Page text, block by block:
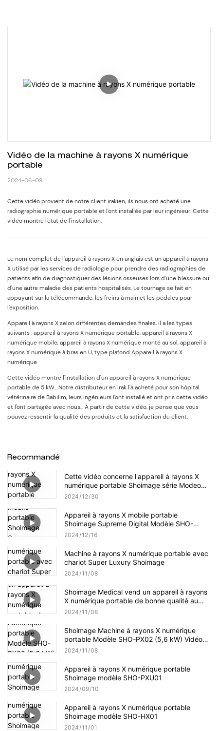
Vidéo de la machine à rayons X numérique
portable
2024-06-09
Cette vidéo provient de notre client irakien, ils nous ont acheté une
radiographie numérique portable et l'ont installée par leur ingénieur. Cette
vidéo montre l'état de l'installation.
Le nom complet de l'appareil à rayons X en anglais est un appareil à rayons
X utilisé par les services de radiologie pour prendre des radiographies de
patients afin de diagnostiquer des lésions osseuses lors d'une blessure ou
d'une autre maladie des patients hospitalisés. Le tournage se fait en
appuyant sur la télécommande, les freins à main et les pédales pour
l'exposition.
Appareil à rayons X selon différentes demandes finales, il a les types
suivants : appareil à rayons X numérique portable, appareil à rayons X
numérique mobile, appareil à rayons X numérique monté au sol, appareil à
rayons X numérique à bras en U, type plafond Appareil à rayons X
numérique
Cette vidéo montre l'installation d'un appareil à rayons X numérique
portable de 5 kW... Notre distributeur en Irak l'a acheté pour son hôpital
vétérinaire de Babilim, leurs ingénieurs l'ont installé et ont pris cette vidéo
et l'ont partagée avec nous... À partir de cette vidéo, je pense que vous
pouvez ressentir la qualité des produits et la satisfaction du client.
Recommandé
Cette vidéo concerne l'appareil à rayons X
numérique portable Shoimage série Modeo
SHO-PXU
2024 12 30
Appareil à rayons X mobile portable
Shoimage Supreme Digital Modèle SHO-
PXS01
2024 12 16
Machine à rayons X numérique portable avec
chariot Super Luxury Shoimage
2024 11 08
Shoimage Medical vend un appareil à rayons
X numérique portable de bonne qualité au
Laos
2024 11 08
Shoimage Machine à rayons X numérique
portable Modèle SHO-PX02 (5,6 kW) Vidéo
de production en vrac
2024 11 08
Appareil à rayons X numérique portable
Shoimage modèle SHO-PXU01
2024 09 10
Appareil à rayons X numérique portable
Shoimage modèle SHO-HX01
2024 11 01